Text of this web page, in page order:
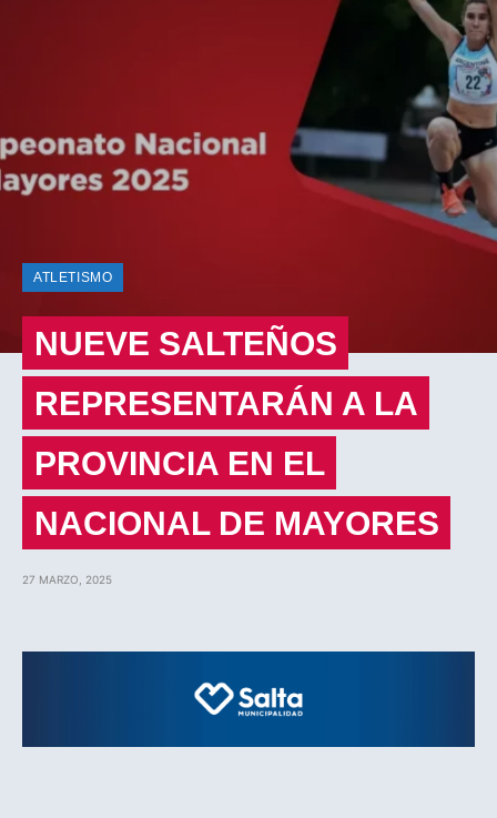
ATLETISMO
NUEVE SALTEÑOS
REPRESENTARÁN A LA
PROVINCIA EN EL
NACIONAL DE MAYORES
27 MARZO, 2025